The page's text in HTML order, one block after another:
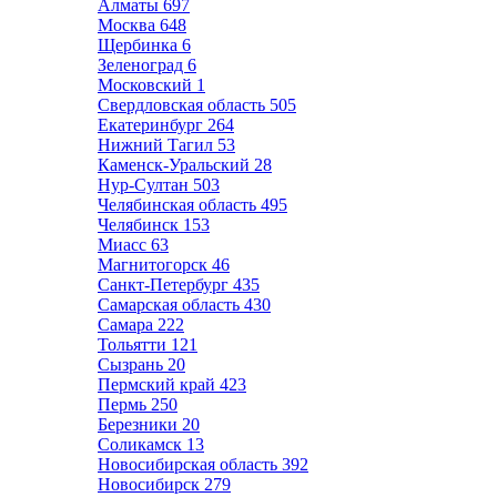
Алматы 697
Москва 648
Щербинка 6
Зеленоград 6
Московский 1
Свердловская область 505
Екатеринбург 264
Нижний Тагил 53
Каменск-Уральский 28
Нур-Султан 503
Челябинская область 495
Челябинск 153
Миасс 63
Магнитогорск 46
Санкт-Петербург 435
Самарская область 430
Самара 222
Тольятти 121
Сызрань 20
Пермский край 423
Пермь 250
Березники 20
Соликамск 13
Новосибирская область 392
Новосибирск 279